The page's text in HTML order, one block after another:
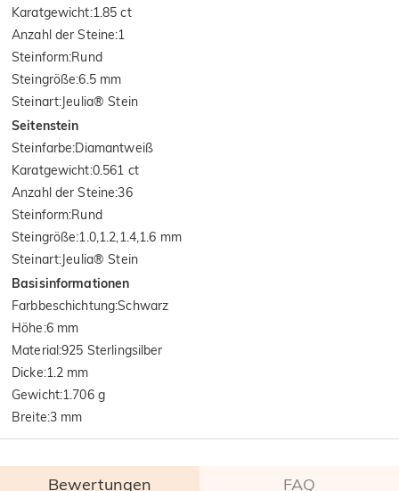
Karatgewicht:1.85 ct
Anzahl der Steine:1
Steinform:Rund
Steingröße:6.5 mm
Steinart: Jeulia® Stein
Seitenstein
Steinfarbe:Diamantweiß
Karatgewicht:0.561 ct
Anzahl der Steine:36
Steinform:Rund
Steingröße:1.0,1.2,1.4,1.6 mm
Steinart: Jeulia® Stein
Basisinformationen
Farbbeschichtung:Schwarz
Höhe:6 mm
Material :925 Sterlingsilber
Dicke:1.2 mm
Gewicht:1.706 g
Breite:3 mm
Bewertungen FAQ